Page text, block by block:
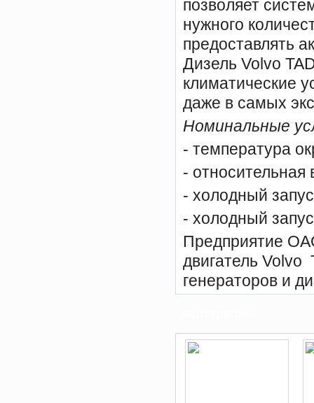
позволяет
нужного
предоставлять
Дизель Volvo
климатические
даже в самых
Номинальные
- температура
- относительная
- холодный
- холодный
Предприятие
двигатель Volvo
генераторов и